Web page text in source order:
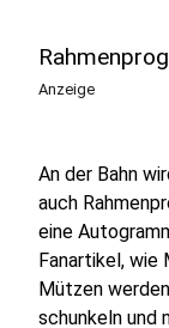
Anzeige
An der Bahn
auch
eine
Fanartikel, wie
Mützen
schunkeln und